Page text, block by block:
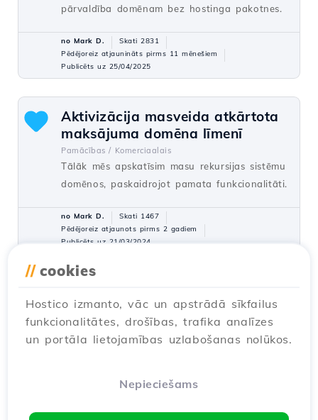
pārvaldība domēnam bez hostinga pakotnes.
no Mark D.
Skati 2831
Pēdējoreiz atjaunināts pirms 11 mēnešiem
Publicēts uz 25/04/2025
Aktivizācija masveida atkārtota
maksājuma domēna līmenī
Pamācības / Komerciaalais
Tālāk mēs apskatīsim masu rekursijas sistēmu
domēnos, paskaidrojot pamata funkcionalitāti.
no Mark D.
Skati 1467
Pēdējoreiz atjaunots pirms 2 gadiem
Publicēts uz 21/03/2024
izveidošana Virtualmin
administrēšanas panelī
Pamācības / Izstrādātājs
administrācijas panelī.
// cookies
Hostico izmanto, vāc un apstrādā sīkfailus
funkcionalitātes, drošības, trafika analīzes
un portāla lietojamības uzlabošanas nolūkos.
Nepieciešams